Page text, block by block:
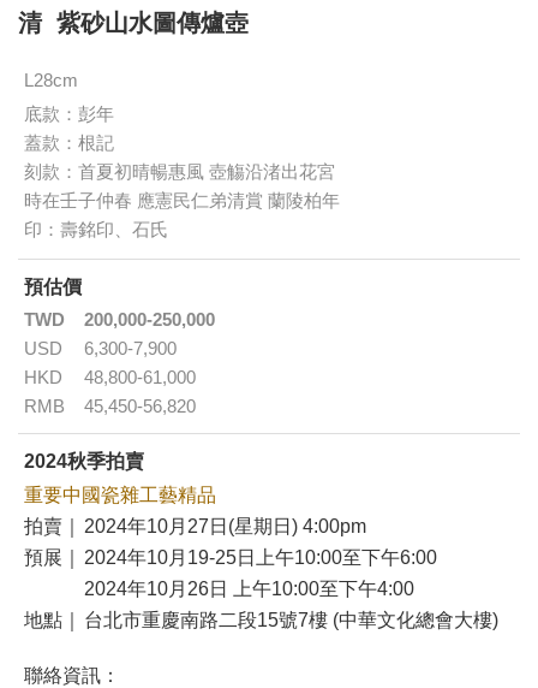
清 紫砂山水圖傳爐壺
L28cm
底款：彭年
蓋款：根記
刻款：首夏初晴暢惠風 壺觴沿渚出花宮
時在壬子仲春 應憲民仁弟清賞 蘭陵柏年
印：壽銘印、石氏
預估價
TWD
200,000-250,000
USD
6,300-7,900
HKD
48,800-61,000
RMB
45,450-56,820
2024秋季拍賣
重要中國瓷雜工藝精品
拍賣｜
2024年10月27日(星期日) 4:00pm
預展｜
2024年10月19-25日上午10:00至下午6:00
2024年10月26日 上午10:00至下午4:00
地點｜
台北市重慶南路二段15號7樓 (中華文化總會大樓)
聯絡資訊：